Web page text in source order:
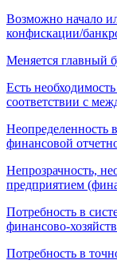
Возможно начало
конфискации/
Меняется главный
Есть
соответствии с
Неопределенность
финансовой
Непрозрачность,
предприятием
Потребность в
финансово-
Потребность в